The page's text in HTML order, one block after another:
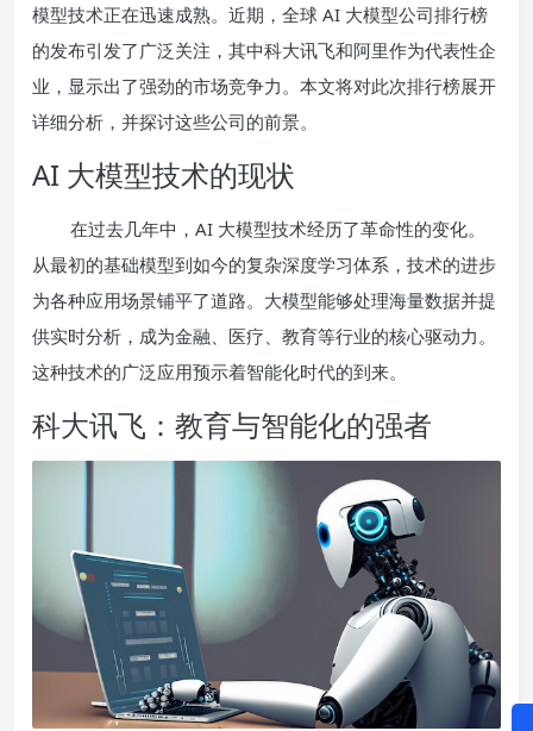
模型技术正在迅速成熟。近期，全球 AI 大模型公司排行榜
的发布引发了广泛关注，其中科大讯飞和阿里作为代表性企
业，显示出了强劲的市场竞争力。本文将对此次排行榜展开
详细分析，并探讨这些公司的前景。
AI 大模型技术的现状
在过去几年中，AI 大模型技术经历了革命性的变化。
从最初的基础模型到如今的复杂深度学习体系，技术的进步
为各种应用场景铺平了道路。大模型能够处理海量数据并提
供实时分析，成为金融、医疗、教育等行业的核心驱动力。
这种技术的广泛应用预示着智能化时代的到来。
科大讯飞：教育与智能化的强者